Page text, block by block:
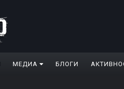
МЕДИА БЛОГИ